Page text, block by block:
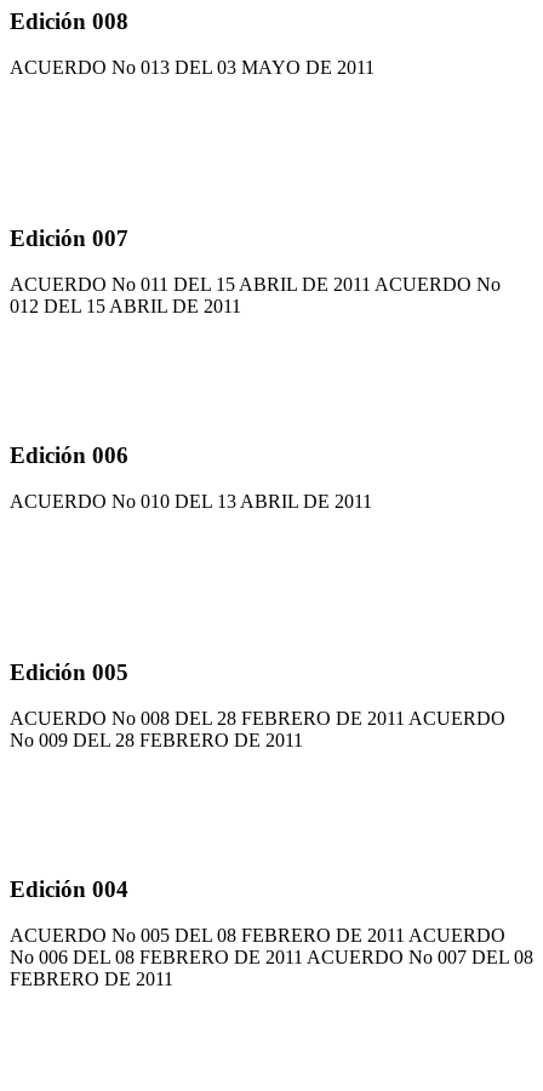
Edición 008
ACUERDO No 013 DEL 03 MAYO DE 2011
Edición 007
ACUERDO No 011 DEL 15 ABRIL DE 2011 ACUERDO No
012 DEL 15 ABRIL DE 2011
Edición 006
ACUERDO No 010 DEL 13 ABRIL DE 2011
Edición 005
ACUERDO No 008 DEL 28 FEBRERO DE 2011 ACUERDO
No 009 DEL 28 FEBRERO DE 2011
Edición 004
ACUERDO No 005 DEL 08 FEBRERO DE 2011 ACUERDO
No 006 DEL 08 FEBRERO DE 2011 ACUERDO No 007 DEL 08
FEBRERO DE 2011